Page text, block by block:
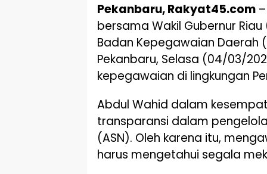
Pekanbaru, Rakyat45.com
bersama Wakil Gubernur
Badan Kepegawaian Daerah
Pekanbaru, Selasa (04/03/
kepegawaian di lingkungan
Abdul Wahid dalam
transparansi dalam
(ASN). Oleh karena itu,
harus mengetahui segala